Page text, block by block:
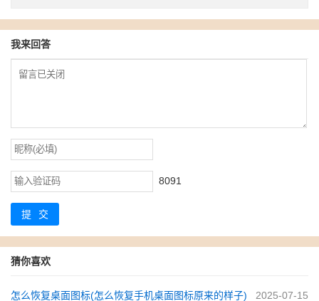
我来回答
8091
提交
猜你喜欢
怎么恢复桌面图标(怎么恢复手机桌面图标原来的样子) 2025-07-15